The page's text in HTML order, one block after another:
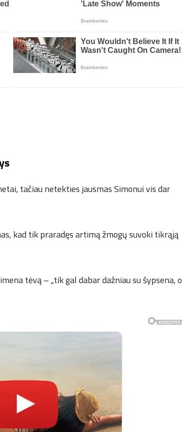
tačiau netekties jausmas Simonui vis dar
kad tik praradęs artimą žmogų suvoki tikrąją
tėvą – „tik gal dabar dažniau su šypsena, o